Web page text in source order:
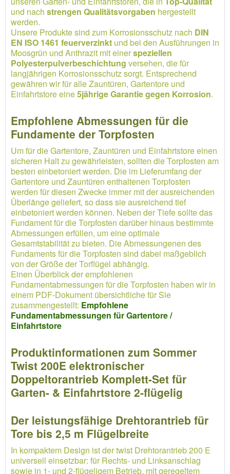
und nach strengen Qualitätsvorgaben hergestellt
werden.
Unsere Produkte sind zum Korrosionsschutz nach DIN
EN ISO 1461 feuerverzinkt und bei den Ausführungen in
Moosgrün und Anthrazit mit einerspeziellen
Polyesterpulverbeschichtung versehen, die für
langjährigen Korrosionsschutz sorgt. Entsprechend
gewähren wir für alle Zauntüren, Gartentore und
Einfahrtstore eine5jährige Garantie gegen Korrosion.
Empfohlene Abmessungen für die
Fundamente der Torpfosten
Um für die Gartentore, Zauntüren und Einfahrtstore einen
sicheren Halt zu gewährleisten, sollten die Torpfosten am
besten einbetoniert werden. Die im Lieferumfang der
Gartentore und Zauntüren enthaltenen Torpfosten
werden für diesen Zwecke immer mit der ausreichenden
Überlänge geliefert, so dass sie ausreichend tief
einbetoniert werden können. Neben der Tiefe sollte das
Fundament für die Torpfosten darüber hinaus bestimmte
Abmessungen erfüllen, um eine optimale
Gesamtstabilität zu bieten. Die Abmessungenen des
Fundaments für die Torpfosten sind dabei maßgeblich
von der Größe der Torflügel abhängig.
Einen Überblick der empfohlenen
Fundamentabmessungen für die Torpfosten haben wir in
einem PDF-Dokument übersichtliche für Sie
zusammengestellt: Empfohlene
Fundamentabmessungen für Gartentore /
Einfahrtstore
Produktinformationen zum Sommer
Twist 200E elektronischer
Doppeltorantrieb Komplett-Set für
Garten- & Einfahrtstore 2-flügelig
Der leistungsfähige Drehtorantrieb für
Tore bis 2,5 m Flügelbreite
In kompaktem Design ist der twist Drehtorantrieb 200 E
universell einsetzbar: für Rechts- und Linksanschlag
sowie in 1- und 2-flügeligem Betrieb, mit geregeltem